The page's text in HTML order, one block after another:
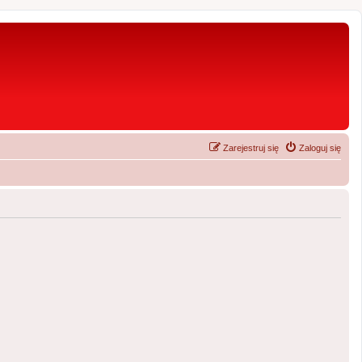
Zaloguj się
Zarejestruj się